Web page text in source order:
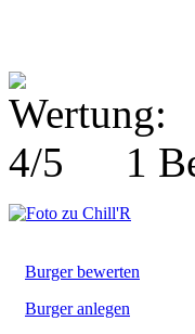
1
Burger bewerten
Burger anlegen